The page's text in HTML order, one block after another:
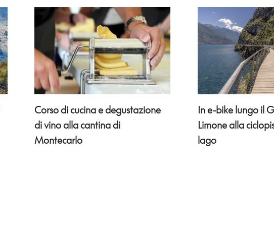
Corso di cucina e degustazione
di vino alla cantina di
Montecarlo
In e-bike lungo il
Limone alla
lago